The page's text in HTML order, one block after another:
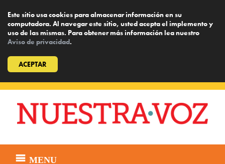
Este sitio usa cookies para almacenar información en su
computadora. Al navegar este sitio, usted acepta el implemento y
uso de las mismas. Para obtener más información lea nuestro
Aviso de privacidad.
ACEPTAR
content
MENU